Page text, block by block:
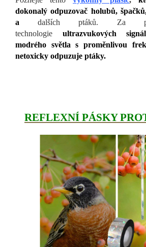
dokonalý odpuzovač holubů,
a
dalších ptáků. Za
technologie ultrazvukových
modrého světla s proměnlivou
netoxicky odpuzuje ptáky.
REFLEXNÍ PÁSKY